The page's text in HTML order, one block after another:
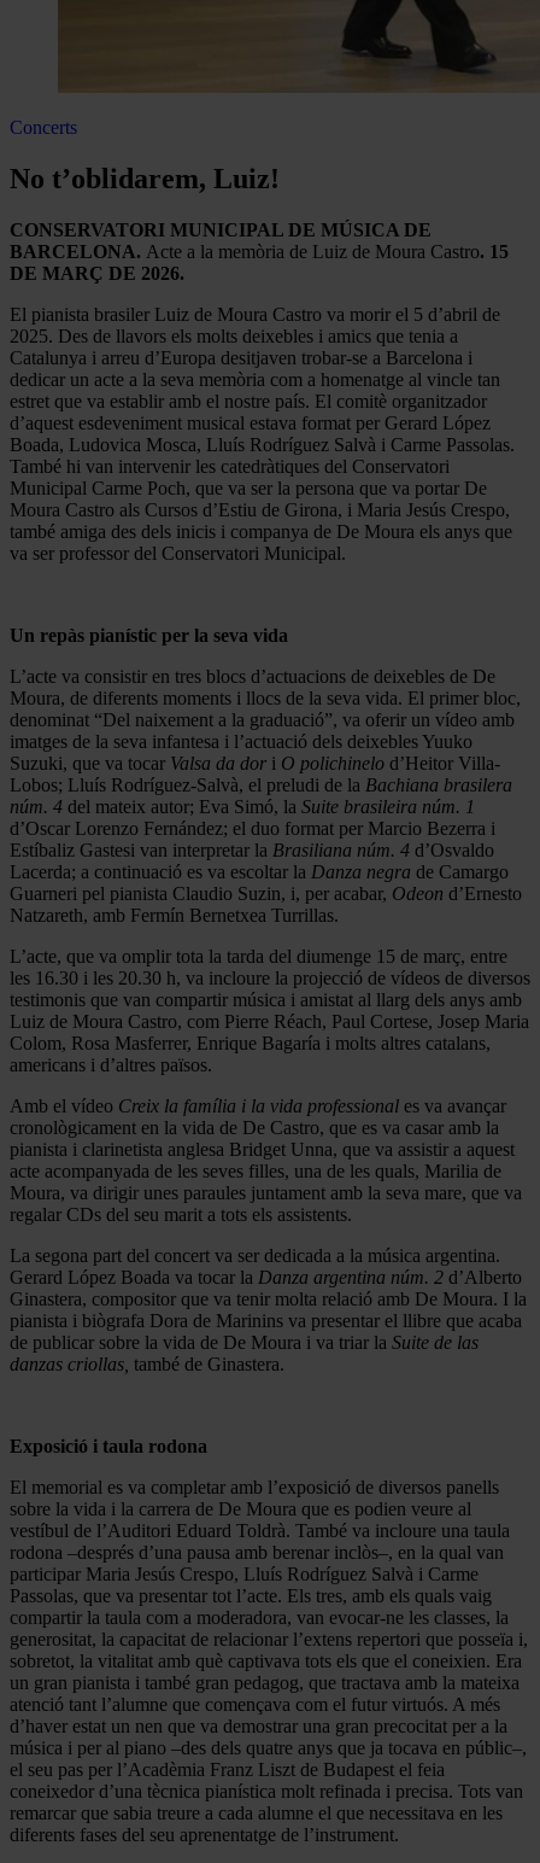
Concerts
No t’oblidarem, Luiz!
CONSERVATORI MUNICIPAL DE MÚSICA DE
BARCELONA. Acte a la memòria de Luiz de Moura Castro. 15
DE MARÇ DE 2026.
El pianista brasiler Luiz de Moura Castro va morir el 5 d’abril de
2025. Des de llavors els molts deixebles i amics que tenia a
Catalunya i arreu d’Europa desitjaven trobar-se a Barcelona i
dedicar un acte a la seva memòria com a homenatge al vincle tan
estret que va establir amb el nostre país. El comitè organitzador
d’aquest esdeveniment musical estava format per Gerard López
Boada, Ludovica Mosca, Lluís Rodríguez Salvà i Carme Passolas.
També hi van intervenir les catedràtiques del Conservatori
Municipal Carme Poch, que va ser la persona que va portar De
Moura Castro als Cursos d’Estiu de Girona, i Maria Jesús Crespo,
també amiga des dels inicis i companya de De Moura els anys que
va ser professor del Conservatori Municipal.
Un repàs pianístic per la seva vida
L’acte va consistir en tres blocs d’actuacions de deixebles de De
Moura, de diferents moments i llocs de la seva vida. El primer bloc,
denominat “Del naixement a la graduació”, va oferir un vídeo amb
imatges de la seva infantesa i l’actuació dels deixebles Yuuko
Suzuki, que va tocar Valsa da dor i O polichinelo d’Heitor Villa-
Lobos; Lluís Rodríguez-Salvà, el preludi de la Bachiana brasilera
núm. 4 del mateix autor; Eva Simó, la Suite brasileira núm. 1
d’Oscar Lorenzo Fernández; el duo format per Marcio Bezerra i
Estíbaliz Gastesi van interpretar la Brasiliana núm. 4 d’Osvaldo
Lacerda; a continuació es va escoltar la Danza negra de Camargo
Guarneri pel pianista Claudio Suzin, i, per acabar, Odeon d’Ernesto
Natzareth, amb Fermín Bernetxea Turrillas.
L’acte, que va omplir tota la tarda del diumenge 15 de març, entre
les 16.30 i les 20.30 h, va incloure la projecció de vídeos de diversos
testimonis que van compartir música i amistat al llarg dels anys amb
Luiz de Moura Castro, com Pierre Réach, Paul Cortese, Josep Maria
Colom, Rosa Masferrer, Enrique Bagaría i molts altres catalans,
americans i d’altres països.
Amb el vídeo Creix la família i la vida professional es va avançar
cronològicament en la vida de De Castro, que es va casar amb la
pianista i clarinetista anglesa Bridget Unna, que va assistir a aquest
acte acompanyada de les seves filles, una de les quals, Marilia de
Moura, va dirigir unes paraules juntament amb la seva mare, que va
regalar CDs del seu marit a tots els assistents.
La segona part del concert va ser dedicada a la música argentina.
Gerard López Boada va tocar la Danza argentina núm. 2 d’Alberto
Ginastera, compositor que va tenir molta relació amb De Moura. I la
pianista i biògrafa Dora de Marinins va presentar el llibre que acaba
de publicar sobre la vida de De Moura i va triar la Suite de las
danzas criollas, també de Ginastera.
Exposició i taula rodona
El memorial es va completar amb l’exposició de diversos panells
sobre la vida i la carrera de De Moura que es podien veure al
vestíbul de l’Auditori Eduard Toldrà. També va incloure una taula
rodona –després d’una pausa amb berenar inclòs–, en la qual van
participar Maria Jesús Crespo, Lluís Rodríguez Salvà i Carme
Passolas, que va presentar tot l’acte. Els tres, amb els quals vaig
compartir la taula com a moderadora, van evocar-ne les classes, la
generositat, la capacitat de relacionar l’extens repertori que posseïa i,
sobretot, la vitalitat amb què captivava tots els que el coneixien. Era
un gran pianista i també gran pedagog, que tractava amb la mateixa
atenció tant l’alumne que començava com el futur virtuós. A més
d’haver estat un nen que va demostrar una gran precocitat per a la
música i per al piano –des dels quatre anys que ja tocava en públic–,
el seu pas per l’Acadèmia Franz Liszt de Budapest el feia
coneixedor d’una tècnica pianística molt refinada i precisa. Tots van
remarcar que sabia treure a cada alumne el que necessitava en les
diferents fases del seu aprenentatge de l’instrument.